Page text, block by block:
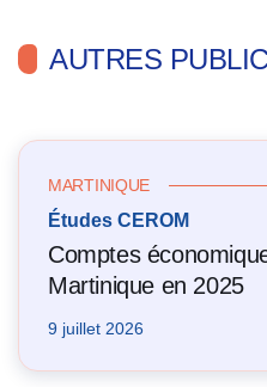
AUTRES
MARTINIQUE
Études CEROM
Comptes
Martinique en 2025
9 juillet 2026